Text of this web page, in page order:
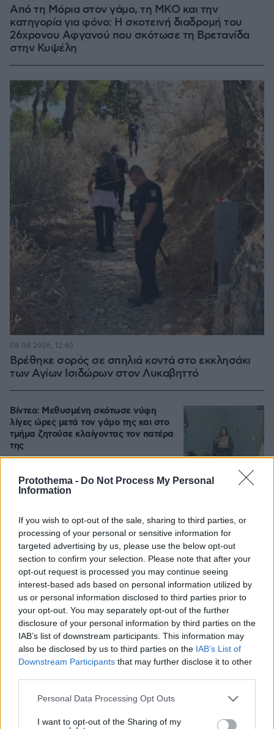
Protothema - Do Not Process My Personal
Information
If you wish to opt-out of the sale, sharing to third parties, or
processing of your personal or sensitive information for
targeted advertising by us, please use the below opt-out
section to confirm your selection. Please note that after your
opt-out request is processed you may continue seeing
interest-based ads based on personal information utilized by
us or personal information disclosed to third parties prior to
your opt-out. You may separately opt-out of the further
disclosure of your personal information by third parties on the
IAB’s list of downstream participants. This information may
also be disclosed by us to third parties on the IAB’s List of
Downstream Participants that may further disclose it to other
Please note that this website/app uses one or more Google
not limited to your visit or usage behaviour. You may click to
Personal Data Processing Opt Outs
I want to opt-out of the Sharing of my
Από τη Μόρια στον γάμο, τη ΜΚΟ και την
κατηγορία για φόνο: Η σκοτεινή διαδρομή του
26χρονου Αφγανού που σκότωσε τη Βρετανίδα
στην Κυψέλη
Βρέθηκε σορός σε σπηλιά κοντά στο εκκλησάκι
των Αγίων Ισιδώρων στον Λυκαβηττό
08.08.2026, 12:40
Βίντεο: Μεθυσμένη σκότωσε νύφη
λίγες ώρες μετά τον γάμο της και στο
τμήμα ζητούσε κλαίγοντας τον πατέρα
της
Εντοπίστηκε η «Αράχνη» του Άσαντ:
Πώς ένα ξεχασμένο σημειωματάριο
οδήγησε στα ίχνη του διαβόητου
αρχικατασκόπου
08.08.2026, 10:56 21
Το «σκουλήκι του διαβόλου» που ζει
1,3 χιλιόμετρα κάτω από τη Γη και
αλλάζει όσα γνωρίζαμε για τη ζωή:
«Οι άνθρωποι δεν κυβερνάμε τον